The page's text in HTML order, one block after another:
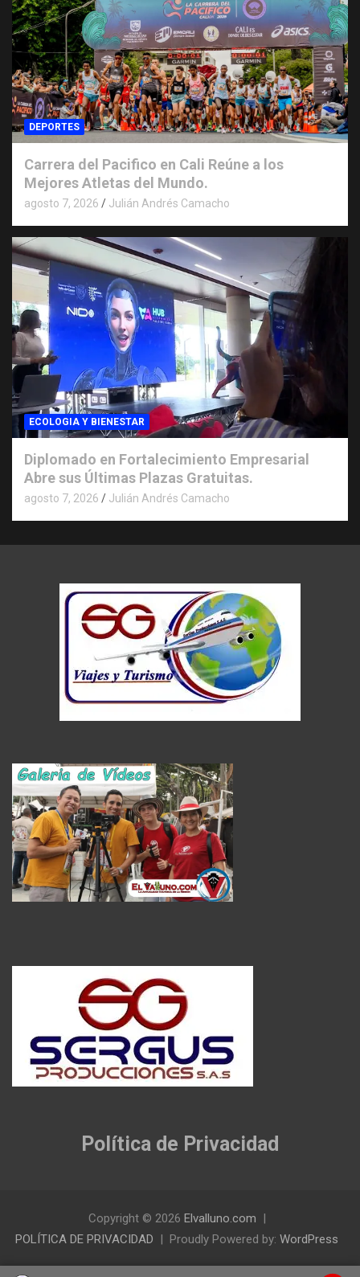
DEPORTES
Carrera del Pacifico en Cali Reúne a los
Mejores Atletas del Mundo.
agosto 7, 2026 Julián Andrés Camacho
ECOLOGIA Y BIENESTAR
Diplomado en Fortalecimiento Empresarial
Abre sus Últimas Plazas Gratuitas.
agosto 7, 2026 Julián Andrés Camacho
Política de Privacidad
Copyright © 2026 Elvalluno.com
POLÍTICA DE PRIVACIDAD
Proudly Powered by: WordPress